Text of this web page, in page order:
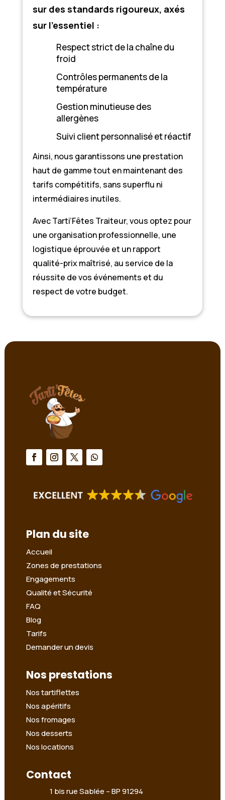
sur des standards rigoureux, axés
sur l’essentiel :
Respect strict de la chaîne du
froid
Contrôles permanents de la
température
Gestion minutieuse des
allergènes
Suivi client personnalisé et réactif
Ainsi, nous garantissons une prestation
haut de gamme tout en maintenant des
tarifs compétitifs, sans superflu ni
intermédiaires inutiles.
Avec Tarti’Fêtes Traiteur, vous optez pour
une organisation professionnelle, une
logistique éprouvée et un rapport
qualité-prix maîtrisé, au service de la
réussite de vos événements et du
respect de votre budget.
Plan du site
Accueil
Zones de prestations
Engagements
Qualité et Sécurité
FAQ
Blog
Tarifs
Demander un devis
Nos prestations
Nos tartiflettes
Nos apéritifs
Nos fromages
Nos desserts
Nos locations
Contact
1 bis rue Sablée –BP 91294